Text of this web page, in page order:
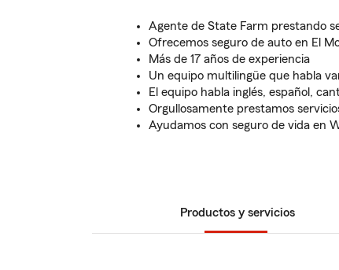
Agente de State Farm prestando
Ofrecemos seguro de auto en El
Más de 17 años de experiencia
Un equipo multilingüe que habla
El equipo habla inglés, español,
Orgullosamente prestamos
Ayudamos con seguro de vida en
Productos y servicios